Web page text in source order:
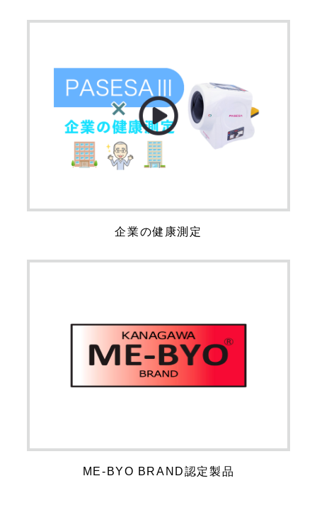
企業の健康測定
ME-BYO BRAND認定製品